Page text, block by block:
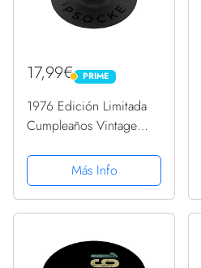
17,99€ PRIME
PRIME
1976 Edición Limitada
Cumpleaños Vintage
PopSockets PopGrip
Intercambiable
Más Info